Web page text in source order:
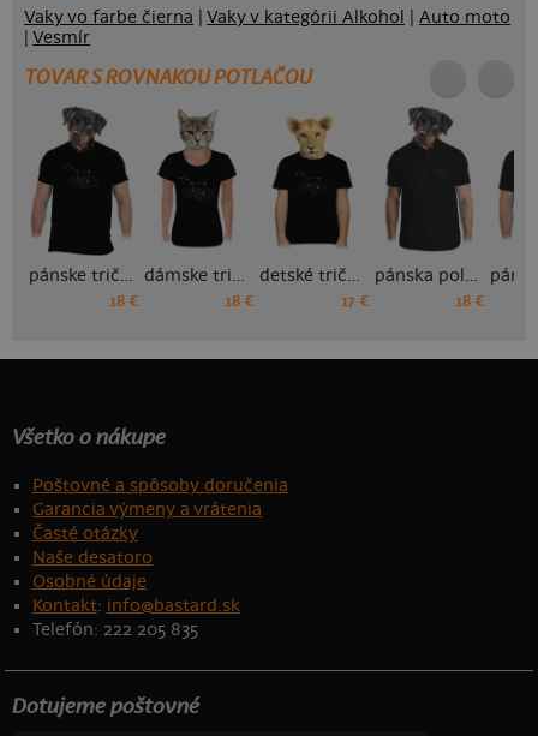
Vaky vo farbe čierna |Vaky v kategórii Alkohol |Auto moto
|Vesmír
TOVAR S ROVNAKOU POTLAČOU
pánske tričko
18 €
dámske tričko
18 €
detské tričko
17 €
pánska polokošeľa
18 €
Všetko o nákupe
Poštovné a spôsoby doručenia
Garancia výmeny a vrátenia
Časté otázky
Naše desatoro
Osobné údaje
Kontakt: info@bastard.sk
Telefón: 222 205 835
Dotujeme poštovné